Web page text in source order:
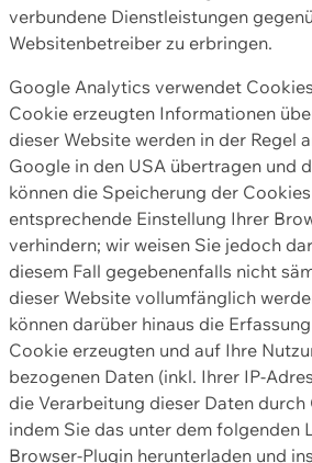
verbundene Dienstleistungen
Websitenbetreiber zu erbringen.
Google Analytics verwendet
Cookie erzeugten Informationen
dieser Website werden in der Regel
Google in den USA übertragen und
können die Speicherung der
entsprechende Einstellung Ihrer
verhindern; wir weisen Sie jedoch
diesem Fall gegebenenfalls nicht
dieser Website vollumfänglich
können darüber hinaus die
Cookie erzeugten und auf Ihre
bezogenen Daten (inkl. Ihrer IP-
die Verarbeitung dieser Daten
indem Sie das unter dem folgenden
Browser-Plugin herunterladen und